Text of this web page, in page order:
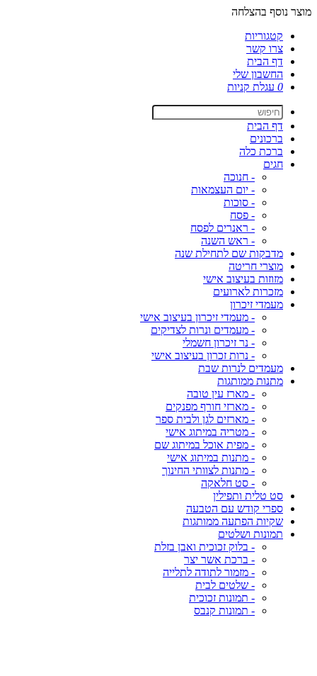
מוצר נוסף בהצלחה
קטגוריות
צרו קשר
דף הבית
החשבון שלי
0 עגלת קניות
דף הבית
ברכונים
ברכת כלה
חגים
- חנוכה
- יום העצמאות
- סוכות
- פסח
- ראנרים לפסח
- ראש השנה
מדבקות שם לתחילת שנה
מוצרי חריטה
מזוזות בעיצוב אישי
מזכרות לארועים
מעמדי זיכרון
- מעמדי זיכרון בעיצוב אישי
- מעמדים ונרות לצדיקים
- נר זיכרון חשמלי
- נרות זכרון בעיצוב אישי
מעמדים לנרות שבת
מתנות ממותגות
- מארז עין טובה
- מארזי חורף מפנקים
- מארזים לגן ולבית ספר
- מטריה במיתוג אישי
- מפית אוכל במיתוג שם
- מתנות במיתוג אישי
- מתנות לצוותי החינוך
- סט חלאקה
סט טלית ותפילין
ספרי קודש עם הטבעה
שקיות הפתעה ממותגות
תמונות ושלטים
- בלוק זכוכית ואבן בזלת
- ברכת אשר יצר
- מזמור לתודה לתלייה
- שלטים לבית
- תמונות זכוכית
- תמונות קנבס